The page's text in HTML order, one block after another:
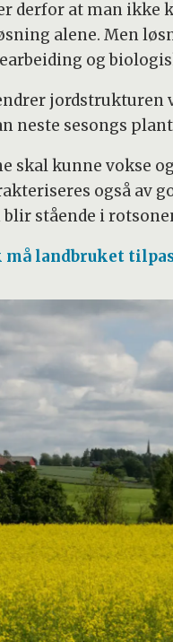
derfor at man ikke
alene. Men
og
jordstrukturen
neste sesongs
skal kunne vokse
også av
stående i
må landbruket